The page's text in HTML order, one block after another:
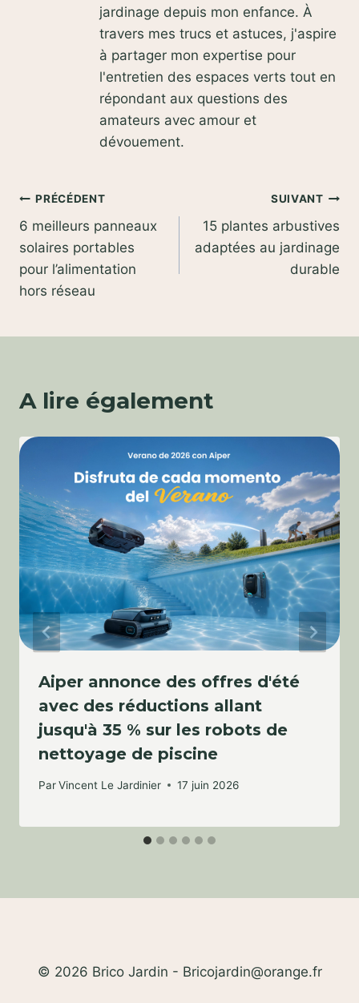
jardinage depuis mon enfance. À
travers mes trucs et astuces, j'aspire
à partager mon expertise pour
l'entretien des espaces verts tout en
répondant aux questions des
amateurs avec amour et
dévouement.
Navigation
de
l’article
PRÉCÉDENT
6 meilleurs panneaux
solaires portables
pour l’alimentation
hors réseau
SUIVANT
15 plantes arbustives
adaptées au jardinage
durable
A lire également
Aiper annonce des offres d'été
avec des réductions allant
jusqu'à 35 % sur les robots de
nettoyage de piscine
ParVincent Le Jardinier 17 juin 2026
© 2026 Brico Jardin - Bricojardin@orange.fr